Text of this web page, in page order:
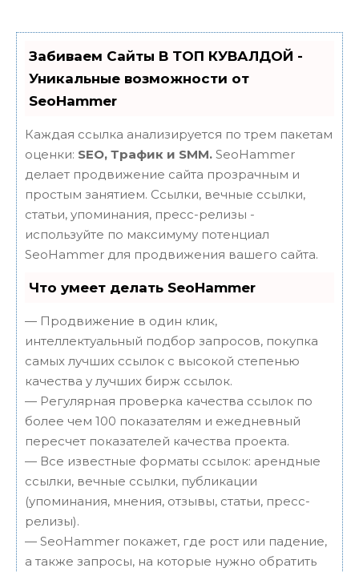
Забиваем Сайты В ТОП КУВАЛДОЙ -
Уникальные возможности от
SeoHammer
Каждая ссылка анализируется по трем пакетам
оценки: SEO, Трафик и SMM. SeoHammer
делает продвижение сайта прозрачным и
простым занятием. Ссылки, вечные ссылки,
статьи, упоминания, пресс-релизы -
используйте по максимуму потенциал
SeoHammer для продвижения вашего сайта.
Что умеет делать SeoHammer
— Продвижение в один клик,
интеллектуальный подбор запросов, покупка
самых лучших ссылок с высокой степенью
качества у лучших бирж ссылок.
— Регулярная проверка качества ссылок по
более чем 100 показателям и ежедневный
пересчет показателей качества проекта.
— Все известные форматы ссылок: арендные
ссылки, вечные ссылки, публикации
(упоминания, мнения, отзывы, статьи, пресс-
релизы).
— SeoHammer покажет, где рост или падение,
а также запросы, на которые нужно обратить